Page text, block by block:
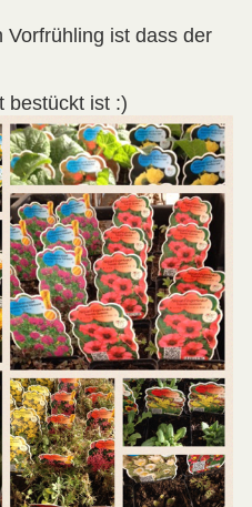
Vorfrühling ist dass der
bestückt ist :)